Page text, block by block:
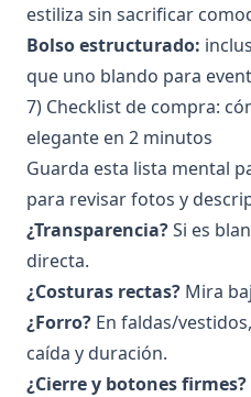
estiliza sin sacrificar
Bolso estructurado:
que uno blando para
7) Checklist de compra:
elegante en 2 minutos
Guarda esta lista mental
para revisar fotos y
¿Transparencia?Si es
directa.
¿Costuras rectas? Mira
¿Forro? En faldas/
caída y duración.
¿Cierre y botones firmes?